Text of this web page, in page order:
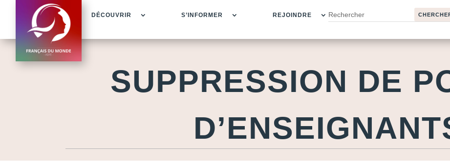
DÉCOUVRIR S’INFORMER REJOINDRE
SUPPRESSION DE